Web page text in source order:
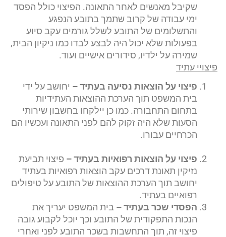
שקיבל מאנשים לאחר התאונה. הפיצוי כולל הפסד
ימי עבודה של קרוב שתמך בתובע הנפגע
והתשלומים של התובע לשלל גורמים עקב סיוע
בפעולות שלא יכול היה לבצע לבדו כמו ניקיון הבית,
שמירה על ילדיו, סידורים אישיים ועוד.
פיצויי עתיד
פיצוי על הוצאות נסיעה בעתיד – יחושב על ידי
בית המשפט תוך הערכת ההוצאות העתידיות
בתחום התחבורה. כמו כן יילקחו בחשבון שירותי
הסעות שלא היה זקוק להם לפני התאונה ועכשיו הם
הכרחיים עבורו.
פיצוי על הוצאות רפואיות בעתיד – פיצוי תביעת
נזיקין תאונת דרכים עקב הוצאות רפואיות בעתיד
יחושב תוך הערכת ההוצאות של התובע על טיפולים
רפואיים בעתיד.
הפסדי שכר בעתיד – בית המשפט יעריך את
הנכות התפקודית של התובע וכך יוכל לקבוע גובה
פיצוי זה, תוך התחשבות בשכר התובע לפני ואחרי